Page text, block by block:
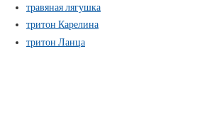
травяная лягушка
тритон Карелина
тритон Ланца